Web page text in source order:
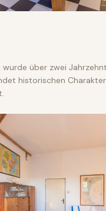
wurde über zwei
historischen